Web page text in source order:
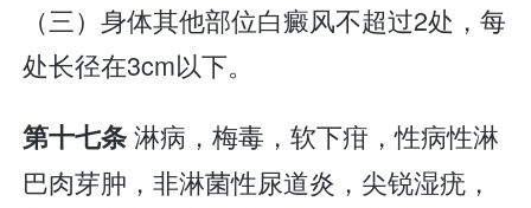
（三）身体其他部位白癜风不超过2处，每
处长径在3cm以下。
第十七条淋病，梅毒，软下疳，性病性淋
巴肉芽肿，非淋菌性尿道炎，尖锐湿疣，